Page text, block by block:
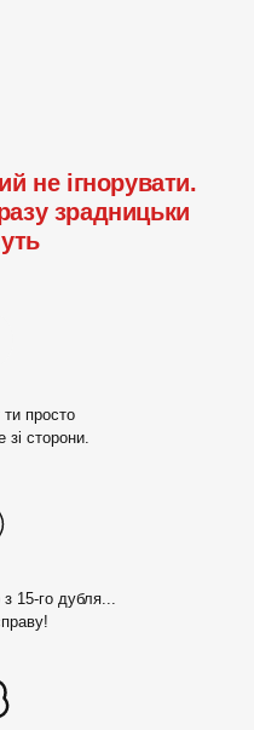
не ігнорувати.
зрадницьки
просто
зі сторони.
15-го дубля...